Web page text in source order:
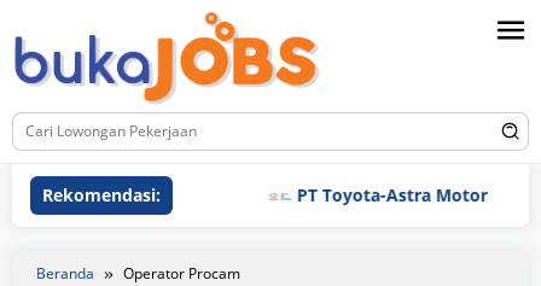
ke
konten
Rekomendasi: PT Toyota-Astra Motor
Beranda Operator Procam